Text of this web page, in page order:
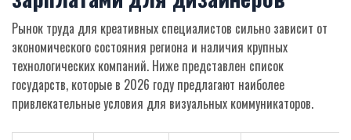
Рынок труда для креативных специалистов сильно зависит от
экономического состояния региона и наличия крупных
технологических компаний. Ниже представлен список
государств, которые в 2026 году предлагают наиболее
привлекательные условия для визуальных коммуникаторов.